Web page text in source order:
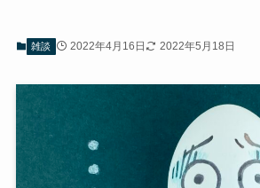
雑談 2022年4月16日 2022年5月18日